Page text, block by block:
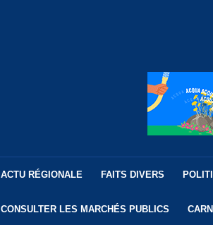
ACTU RÉGIONALE FAITS DIVERS
CONSULTER LES MARCHÉS PUBLICS